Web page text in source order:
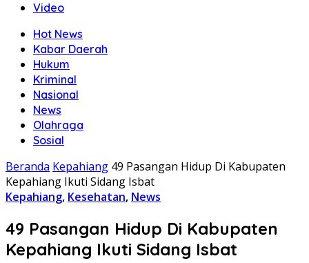
Video
Hot News
Kabar Daerah
Hukum
Kriminal
Nasional
News
Olahraga
Sosial
Beranda Kepahiang 49 Pasangan Hidup Di Kabupaten
Kepahiang Ikuti Sidang Isbat
Kepahiang, Kesehatan, News
49 Pasangan Hidup Di Kabupaten
Kepahiang Ikuti Sidang Isbat